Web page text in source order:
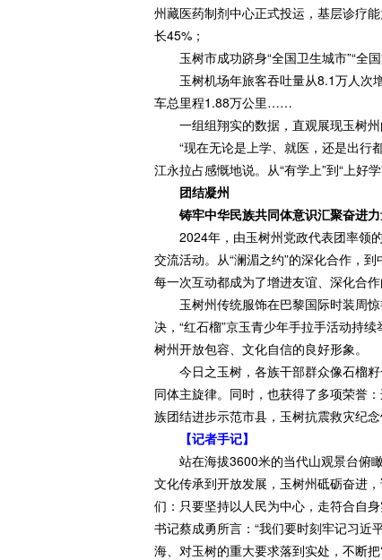
州藏医药制剂中心正式投运，基层诊疗
长45%；
玉树市成功跻身“全国卫生城市”“全国
玉树机场年旅客吞吐量从8.1万人次
车总里程1.88万公里……
一组组翔实的数据，直观展现玉树州
“现在无论是上学、就医，还是出行
江永拉占感慨地说。从“有学上”到“上好
团结凝州
铸牢中华民族共同体意识汇聚奋进
2024年，由玉树州党政代表团率领的
交流活动。从“澜湄之约”的深化合作，
每一次互动都成为了增进友谊、深化合作
玉树州传统服饰在巴黎国际时装周惊
决，“红石榴”京玉青少年手拉手活动持
树州开放包容、文化自信的良好形象。
今日之玉树，各族干部群众像石榴籽
同体主旋律。同时，也获得了多项荣誉
族团结进步示范市县，玉树抗震救灾纪
【记者手记】
站在海拔3600米的当代山观景台俯瞰
文化传承到开放发展，玉树州砥砺奋进
们：只要坚持以人民为中心，走符合自
书记蔡成勇所言：“我们要时刻牢记习近
海、对玉树的重大要求落到实处，不断